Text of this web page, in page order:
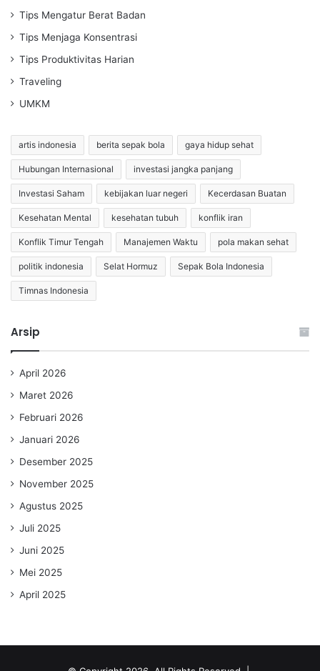
Tips Mengatur Berat Badan
Tips Menjaga Konsentrasi
Tips Produktivitas Harian
Traveling
UMKM
artis indonesia berita sepak bola gaya hidup sehat
Hubungan Internasional investasi jangka panjang
Investasi Saham kebijakan luar negeri Kecerdasan Buatan
Kesehatan Mental kesehatan tubuh konflik iran
Konflik Timur Tengah Manajemen Waktu pola makan sehat
politik indonesia Selat Hormuz Sepak Bola Indonesia
Timnas Indonesia
Arsip
April 2026
Maret 2026
Februari 2026
Januari 2026
Desember 2025
November 2025
Agustus 2025
Juli 2025
Juni 2025
Mei 2025
April 2025